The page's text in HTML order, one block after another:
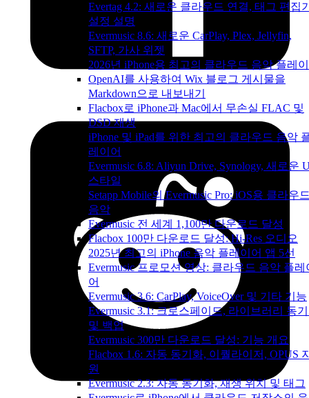
Evertag 4.2: 새로운 클라우드 연결, 태그 편집
설정 설명
Evermusic 8.6: 새로운 CarPlay, Plex, Jellyfin,
SFTP, 가사 위젯
2026년 iPhone용 최고의 클라우드 음악 플레
OpenAI를 사용하여 Wix 블로그 게시물을
Markdown으로 내보내기
Flacbox로 iPhone과 Mac에서 무손실 FLAC 및
DSD 재생
iPhone 및 iPad를 위한 최고의 클라우드 음악
레이어
Evermusic 6.8: Aliyun Drive, Synology, 새로운
스타일
Setapp Mobile의 Evermusic Pro: iOS용 클라우
음악
Evermusic 전 세계 1,100만 다운로드 달성
Flacbox 100만 다운로드 달성: Hi-Res 오디오
2025년 최고의 iPhone 음악 플레이어 앱 5선
Evermusic 프로모션 영상: 클라우드 음악 플레
어
Evermusic 3.6: CarPlay, VoiceOver 및 기타 기능
Evermusic 3.1: 크로스페이드, 라이브러리 동
및 백업
Evermusic 300만 다운로드 달성: 기능 개요
Flacbox 1.6: 자동 동기화, 이퀄라이저, OPUS
원
Evermusic 2.3: 자동 동기화, 재생 위치 및 태그